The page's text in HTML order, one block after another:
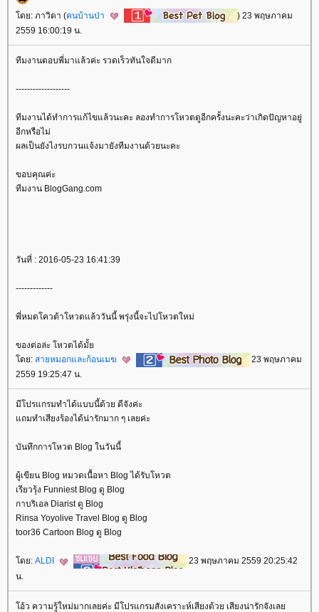
ดย: ภาวิดา (คนบ้านป่า
) 23 พฤษภาคม
2559 16:00:19 น.
ทีมงานตอบพี่มาแล้วค่ะ รวดเร็วทันใจดีมาก
-------------------
ทีมงานได้ทำการแก้ไขแล้วนะคะ ลองทำการโหวตดูอีกครั้งนะคะว่าเกิดปัญหาอยู่
อีกหรือไม่
ผลเป็นยังไงรบกวนแจ้งมายังทีมงานด้วยนะคะ
ขอบคุณค่ะ
ทีมงาน BlogGang.com
วันที่ : 2016-05-23 16:41:39
-------------
พี่หมดโควต้าโหวตแล้ววันนี้ พรุ่งนี้จะไปโหวตใหม่
ของต่อล่ะ โหวตได้มั้
ดย: สายหมอกและก้อนเมฆ
23 พฤษภาคม
2559 19:25:47 น.
มีโปรแกรมทำได้แบบนี้ด้วย ดีจังค่ะ
ถมทำเสียงร้องได้น่ารักมาก ๆ เลยค่ะ
บันทึกการโหวต Blog ในวันนี้
ผู้เขียน Blog หมวดเนื้อหา Blog ได้รับโหวต
เรียวรุ้ง Funniest Blog ดู Blog
กาบริเอล Diarist ดู Blog
Rinsa Yoyolive Travel Blog ดู Blog
toor36 Cartoon Blog ดู Blog
ดย: ALDI
23 พฤษภาคม 2559 20:25:42
น.
อ้ว ความรู้ใหม่มากเลยค่ะ มีโปรแกรมสังเคราะห์เสียงด้วย เสียงน่ารักจังเล